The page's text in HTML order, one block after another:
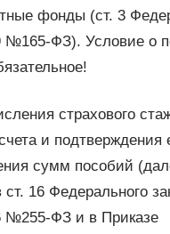
фонды (ст. 3
№165-ФЗ). Условие о
страхового
и подтверждения
сумм пособий
16 Федерального
№255-ФЗ и в Приказе